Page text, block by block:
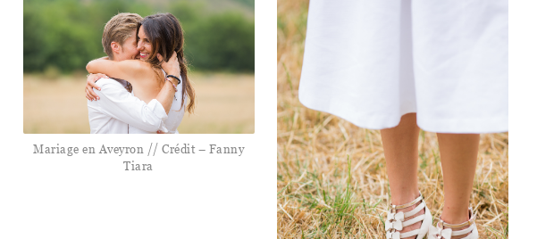
Mariage en Aveyron // Crédit – Fanny
Tiara